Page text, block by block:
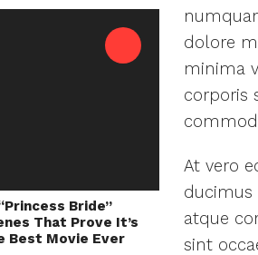
Bride”
That Prove It’s
Best Movie Ever
dolore
minima
corporis
At vero
atque
sint